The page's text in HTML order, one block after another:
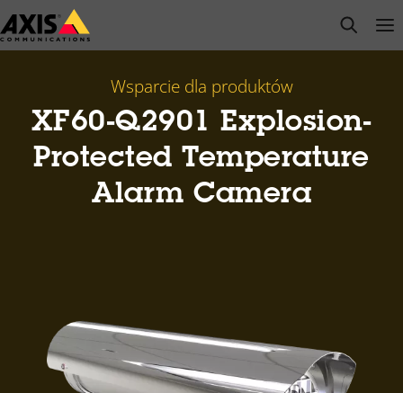
Przejdź
do
open
Wsparcie dla produktów
XF60-Q2901 Explosion-
Protected Temperature
Alarm Camera